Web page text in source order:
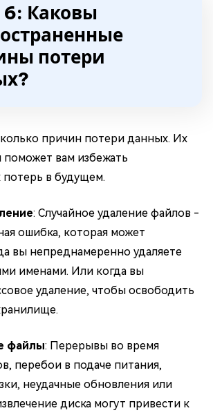
6: Каковы
потери
причин потери данных. Их
вам избежать
в будущем.
: Случайное удаление файлов -
ошибка, которая может
вы непреднамеренно удаляете
именами. Или когда вы
удаление, чтобы освободить
файлы: Перерывы во время
перебои в подаче питания,
неудачные обновления или
диска могут привести к